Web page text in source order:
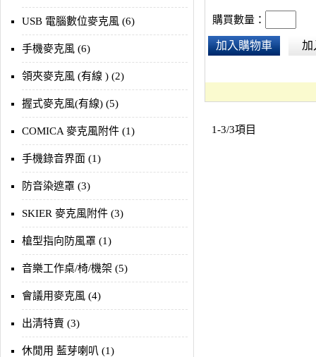
USB 電腦數位麥克風 (6)
手機麥克風 (6)
領夾麥克風 (有線 ) (2)
握式麥克風(有線) (5)
COMICA 麥克風附件 (1)
手機錄音界面 (1)
防音染遮罩 (3)
SKIER 麥克風附件 (3)
槍型指向防風罩 (1)
音樂工作桌/椅/機架 (5)
會議用麥克風 (4)
出清特賣 (3)
休閒用 藍芽喇叭 (1)
購買數量：
加入購物車 加
1-3/3項目